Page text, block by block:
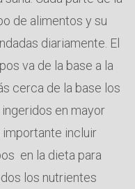
de alimentos y su
diariamente. El
va de la base a la
cerca de la base los
en mayor
importante incluir
en la dieta para
los nutrientes